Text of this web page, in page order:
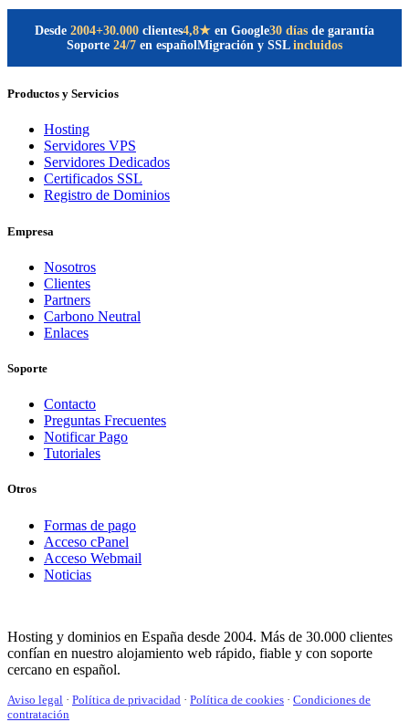
Desde 2004+30.000 clientes4,8★ en Google30 días de garantía
Soporte 24/7 en españolMigración y SSL incluidos
Productos y Servicios
Hosting
Servidores VPS
Servidores Dedicados
Certificados SSL
Registro de Dominios
Empresa
Nosotros
Clientes
Partners
Carbono Neutral
Enlaces
Soporte
Contacto
Preguntas Frecuentes
Notificar Pago
Tutoriales
Otros
Formas de pago
Acceso cPanel
Acceso Webmail
Noticias
Hosting y dominios en España desde 2004. Más de 30.000 clientes
confían en nuestro alojamiento web rápido, fiable y con soporte
cercano en español.
Aviso legal · Política de privacidad · Política de cookies · Condiciones de
contratación